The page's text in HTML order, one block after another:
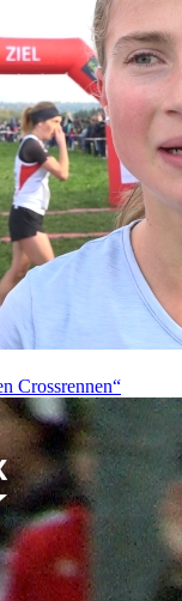
Crossrennen“